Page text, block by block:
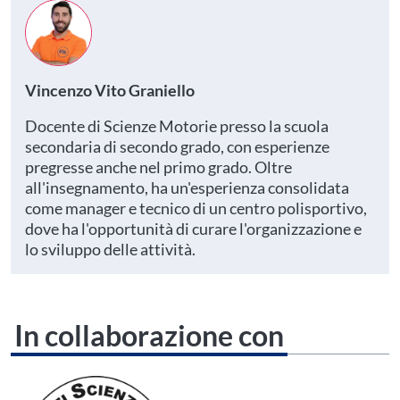
Vincenzo Vito Graniello
Docente di Scienze Motorie presso la scuola
secondaria di secondo grado, con esperienze
pregresse anche nel primo grado. Oltre
all'insegnamento, ha un'esperienza consolidata
come manager e tecnico di un centro polisportivo,
dove ha l'opportunità di curare l'organizzazione e
lo sviluppo delle attività.
In collaborazione con